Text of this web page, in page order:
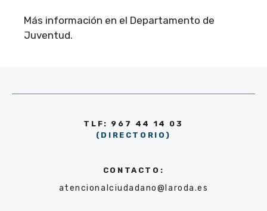
Más información en el Departamento de
Juventud.
TLF: 967 44 14 03
(DIRECTORIO)
CONTACTO:
atencionalciudadano@laroda.es